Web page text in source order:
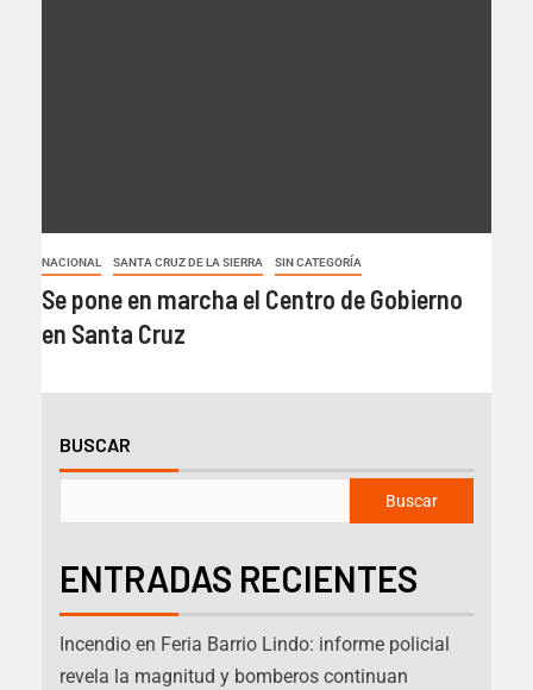
NACIONAL SANTA CRUZ DE LA SIERRA SIN CATEGORÍA
Se pone en marcha el Centro de Gobierno
en Santa Cruz
BUSCAR
Buscar
ENTRADAS RECIENTES
Incendio en Feria Barrio Lindo: informe policial
revela la magnitud y bomberos continuan